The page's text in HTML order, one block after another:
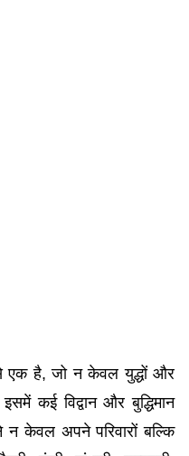
से एक है, जो न केवल युद्धों और
कई विद्वान और बुद्धिमान
न केवल अपने परिवारों बल्कि